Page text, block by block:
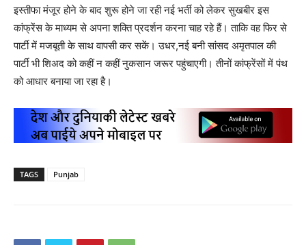
इस्तीफा मंजूर होने के बाद शुरू होने जा रही नई भर्ती को लेकर सुखबीर इस
कांफ्रेंस के माध्यम से अपना शक्ति प्रदर्शन करना चाह रहे हैं। ताकि वह फिर से
पार्टी में मजबूती के साथ वापसी कर सकें। उधर,नई बनी सांसद अमृतपाल की
पार्टी भी शिअद को कहीं न कहीं नुकसान जरूर पहुंचाएगी। तीनों कांफ्रेंसों में पंथ
को आधार बनाया जा रहा है।
TAGS Punjab